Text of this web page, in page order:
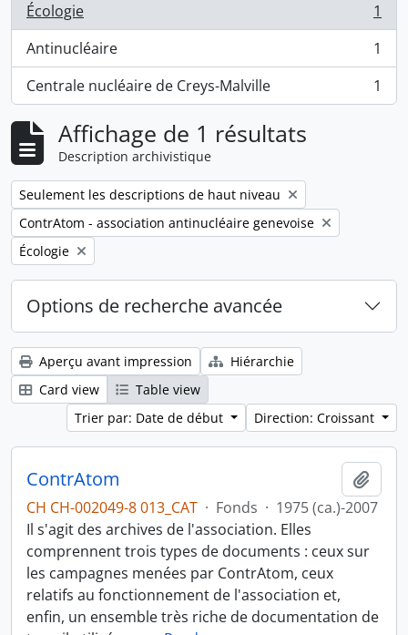
Écologie
, 1 résultats
1
Antinucléaire
, 1 résultats
1
Centrale nucléaire de Creys-Malville
, 1 résultats 1
Affichage de 1 résultats
Description archivistique
Remove filter:
Seulement les descriptions de haut niveau
Remove filter:
ContrAtom - association antinucléaire genevoise
Remove filter:
Écologie
Options de recherche avancée
Aperçu avant impression
Hiérarchie
Card view
Table view
Trier par: Date de début
Direction: Croissant
ContrAtom
CH CH-002049-8 013_CAT · Fonds · 1975 (ca.)-2007
Il s'agit des archives de l'association. Elles
comprennent trois types de documents : ceux sur
les campagnes menées par ContrAtom, ceux
relatifs au fonctionnement de l'association et,
enfin, un ensemble très riche de documentation de